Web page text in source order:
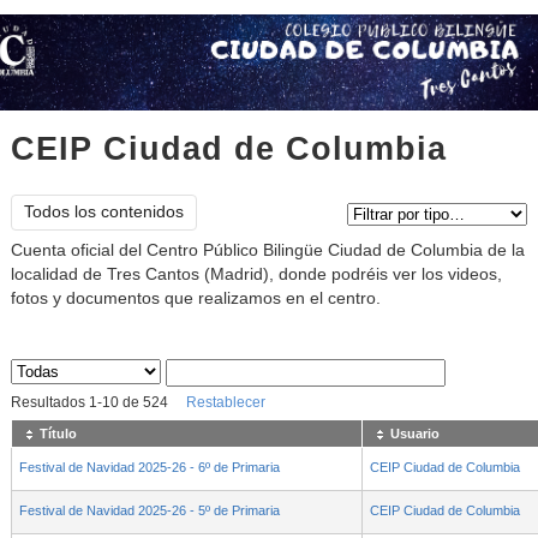
CEIP Ciudad de Columbia
Todos los contenidos
Cuenta oficial del Centro Público Bilingüe Ciudad de Columbia de la
localidad de Tres Cantos (Madrid), donde podréis ver los videos,
fotos y documentos que realizamos en el centro.
Sus archivos
Resultados 1 -10de 524 Restablecer
Título Usuario
Festival de Navidad 2025-26 - 6º de Primaria CEIP Ciudad de Columbia
Festival de Navidad 2025-26 - 5º de Primaria CEIP Ciudad de Columbia